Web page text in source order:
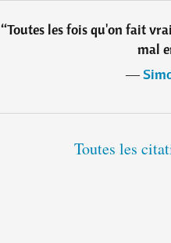
“Toutes les fois qu'on fait
mal
―
Toutes les